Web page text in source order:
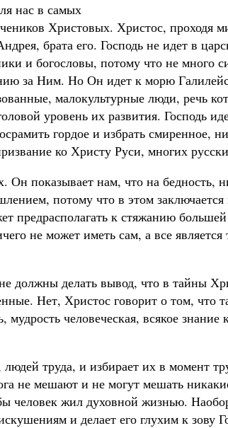
нас в самых
Христовых. Христос, проходя
брата его. Господь не идет в
и богословы, потому что не много
за Ним. Но Он идет к морю
малокультурные люди, речь
уровень их развития. Господь
гордое и избрать смиренное,
ко Христу Руси, многих
Он показывает нам, что на бедность,
потому что в этом
предрасполагать к стяжанию
не может иметь сам, а все является
должны делать вывод, что в тайны
Нет, Христос говорит о том, что
человеческая, всякое
труда, и избирает их в момент
не мешают и не могут мешать
человек жил духовной жизнью.
и делает его глухим к зову